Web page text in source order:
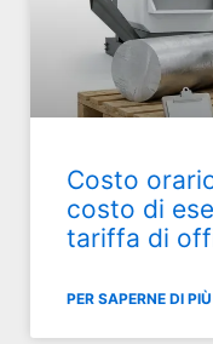
Costo
costo di
tariffa di
PER SAPERNE DI